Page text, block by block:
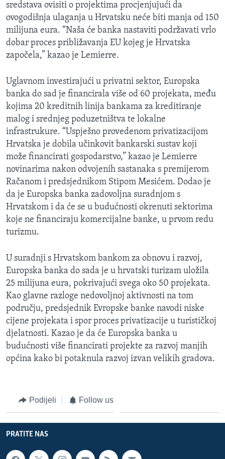
MAGAZIN
O GLASU AMERIKE
Learning English
PRATITE NAS
Jezici
sredstava ovisiti o projektima procjenjujući da
ovogodišnja ulaganja u Hrvatsku neće biti manja od 150
milijuna eura. “Naša će banka nastaviti podržavati vrlo
dobar proces približavanja EU kojeg je Hrvatska
započela,” kazao je Lemierre.
Uglavnom investirajući u privatni sektor, Europska
banka do sad je financirala više od 60 projekata, među
kojima 20 kreditnih linija bankama za kreditiranje
malog i srednjeg poduzetništva te lokalne
infrastrukure. “Uspješno provedenom privatizacijom
Hrvatska je dobila učinkovit bankarski sustav koji
može financirati gospodarstvo,” kazao je Lemierre
novinarima nakon odvojenih sastanaka s premijerom
Račanom i predsjednikom Stipom Mesićem. Dodao je
da je Europska banka zadovoljna suradnjom s
Hrvatskom i da će se u budućnosti okrenuti sektorima
koje ne financiraju komercijalne banke, u prvom redu
turizmu.
U suradnji s Hrvatskom bankom za obnovu i razvoj,
Europska banka do sada je u hrvatski turizam uložila
25 milijuna eura, pokrivajući svega oko 50 projekata.
Kao glavne razloge nedovoljnoj aktivnosti na tom
području, predsjednik Evropske banke navodi niske
cijene projekata i spor proces privatizacije u turističkoj
djelatnosti. Kazao je da će Europska banka u
budućnosti više financirati projekte za razvoj manjih
općina kako bi potaknula razvoj izvan velikih gradova.
Podijeli Follow us
PRATITE NAS